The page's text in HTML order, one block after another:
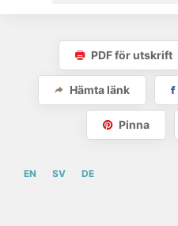
PDF för utskrift
Hämta länk
Pinna
EN SV DE